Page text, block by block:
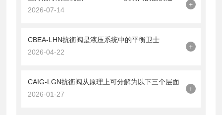
2026-07-14
+
CBEA-LHN抗衡阀是液压系统中的平衡卫士
2026-04-22
+
CAIG-LGN抗衡阀从原理上可分解为以下三个层面
2026-01-27
+